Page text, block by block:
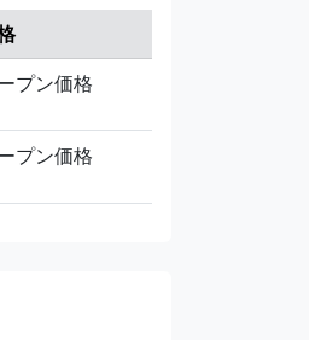
プン価格
プン価格